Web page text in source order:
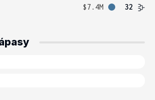
$7.4M 32